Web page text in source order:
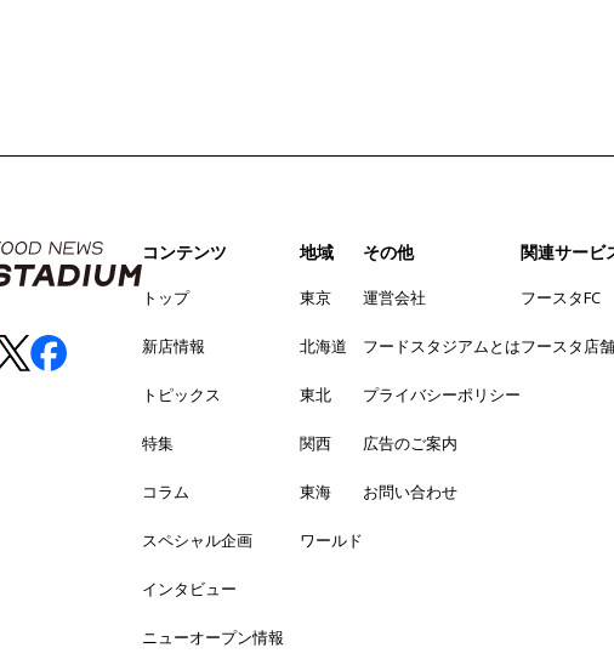
コンテンツ
トップ
新店情報
トピックス
特集
コラム
スペシャル企画
インタビュー
ニューオープン情報
地域
東京
北海道
東北
関西
東海
ワールド
その他
運営会社
フードスタジアムとは
プライバシーポリシー
広告のご案内
お問い合わせ
関連サービ
フースタFC
フースタ店舗